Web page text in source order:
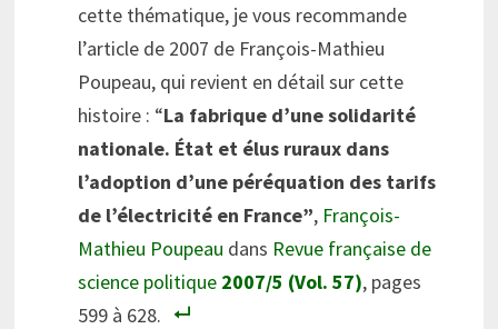
cette thématique, je vous recommande
l’article de 2007 de François-Mathieu
Poupeau, qui revient en détail sur cette
histoire : “La fabrique d’une solidarité
nationale. État et élus ruraux dans
l’adoption d’une péréquation des tarifs
de l’électricité en France”, François-
Mathieu Poupeau dans Revue française de
science politique 2007/5 (Vol. 57), pages
599 à 628.